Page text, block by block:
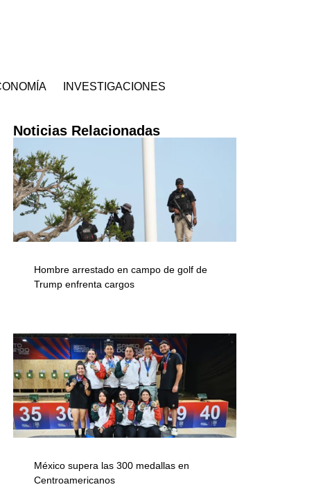
INVESTIGACIONES
Noticias Relacionadas
Hombre arrestado en campo de golf de
Trump enfrenta cargos
México supera las 300 medallas en
Centroamericanos